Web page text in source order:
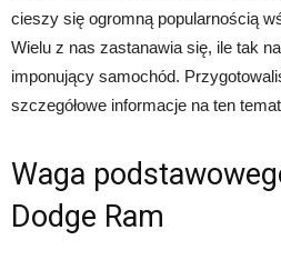
cieszy się ogromną popularnością
Wielu z nas zastanawia się, ile tak
imponujący samochód.
szczegółowe informacje na ten
Waga
Dodge Ram